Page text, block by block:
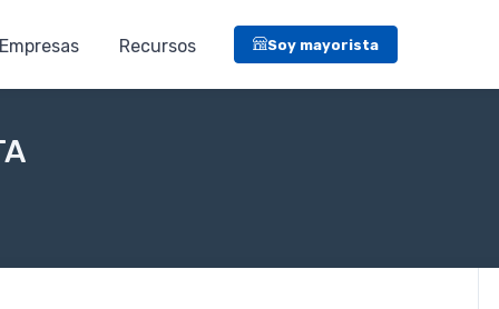
Recursos Soy mayorista